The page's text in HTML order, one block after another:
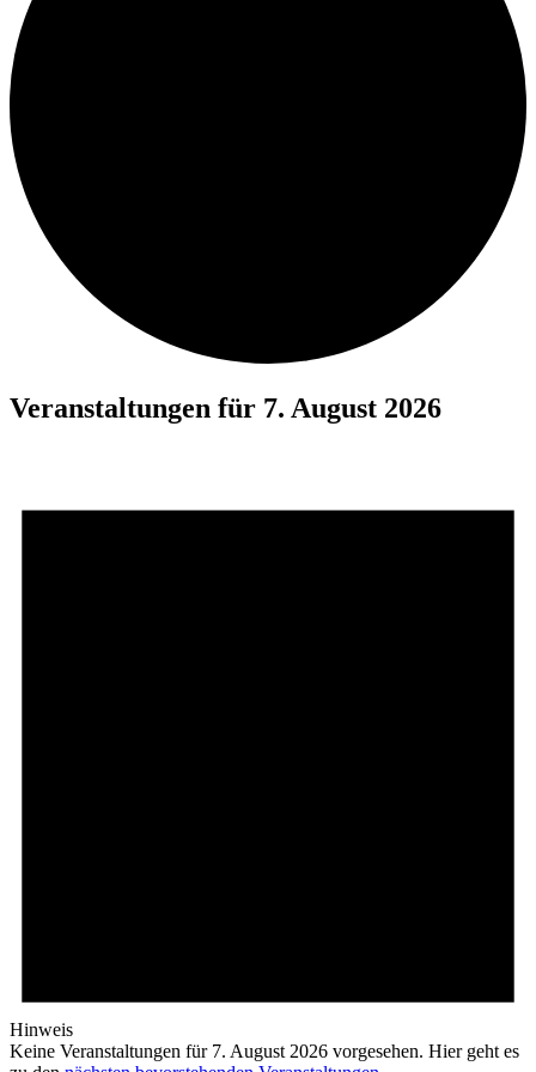
Veranstaltungen für 7. August 2026
Hinweis
Keine Veranstaltungen für 7. August 2026 vorgesehen. Hier geht es